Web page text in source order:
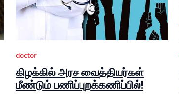
doctor
கிழக்கில் அரச வைத்தியர்கள்
மீண்டும் பணிப்புறக்கணிப்பில்!